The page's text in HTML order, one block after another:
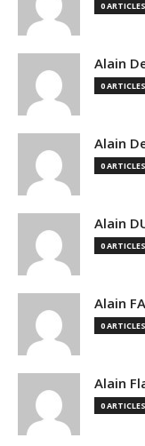
0 ARTICLES
Alain
0 ARTICLES
Alain
0 ARTICLES
Alain
0 ARTICLES
Alain
0 ARTICLES
Alain
0 ARTICLES